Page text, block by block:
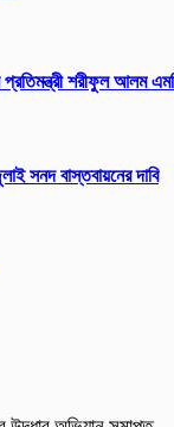
প্রতিমন্ত্রী শরীফুল আলম
সনদ বাস্তবায়নের দাবি